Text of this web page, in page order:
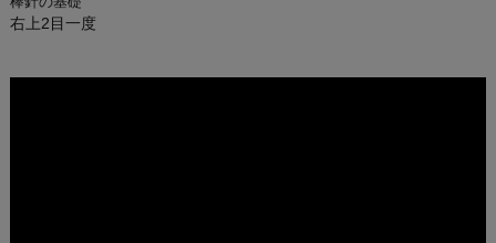
右上2目一度